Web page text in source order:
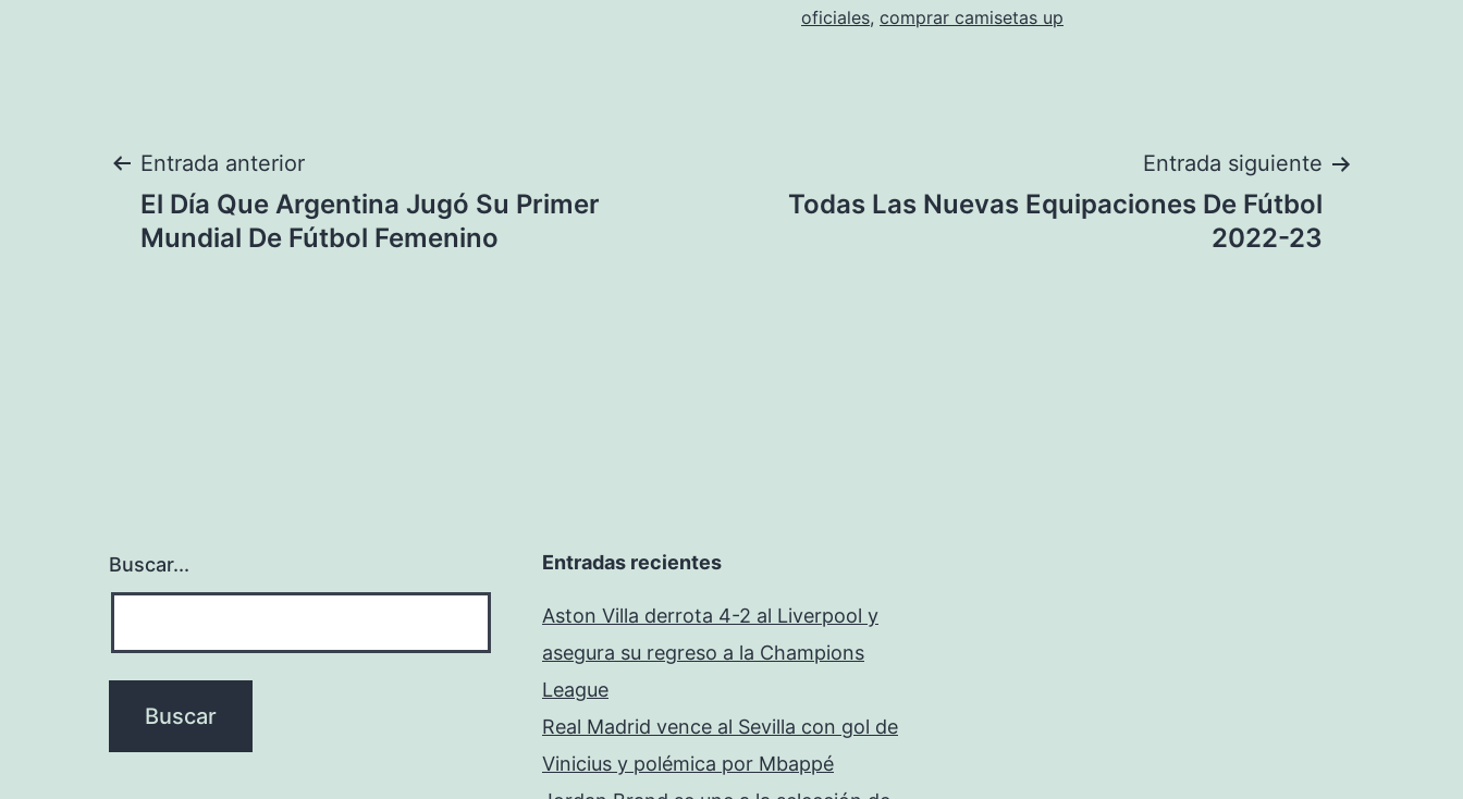
oficiales, comprar camisetas up
Navegación
de
Entrada anterior
El Día Que Argentina Jugó Su Primer
Mundial De Fútbol Femenino
Entrada siguiente
Todas Las Nuevas Equipaciones De Fútbol
2022-23
Buscar... Entradas recientes
Aston Villa derrota 4-2 al Liverpool y
asegura su regreso a la Champions
League
Real Madrid vence al Sevilla con gol de
Vinicius y polémica por Mbappé